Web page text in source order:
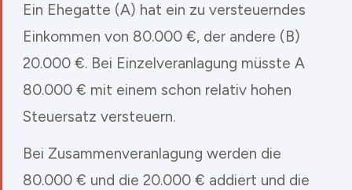
Ein Ehegatte (A) hat ein zu versteuerndes
Einkommen von 80.000 €, der andere (B)
20.000 €. Bei Einzelveranlagung müsste A
80.000 € mit einem schon relativ hohen
Steuersatz versteuern.
Bei Zusammenveranlagung werden die
80.000 € und die 20.000 € addiert und die